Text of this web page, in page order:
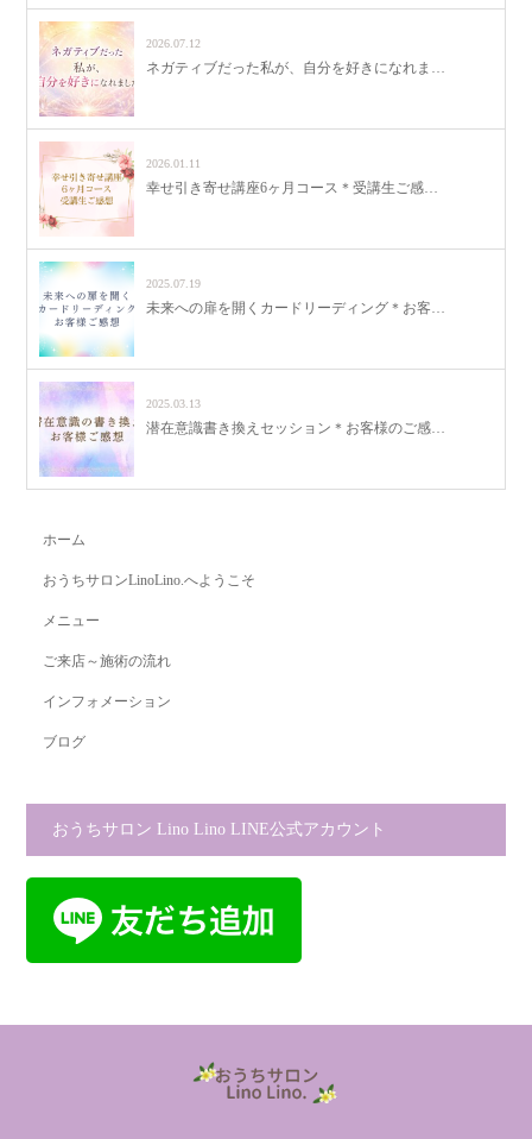
2026.07.12
ネガティブだった私が、自分を好きになれま…
2026.01.11
幸せ引き寄せ講座6ヶ月コース＊受講生ご感…
2025.07.19
未来への扉を開くカードリーディング＊お客…
2025.03.13
潜在意識書き換えセッション＊お客様のご感…
ホーム
おうちサロンLinoLino.へようこそ
メニュー
ご来店～施術の流れ
インフォメーション
ブログ
おうちサロン Lino Lino LINE公式アカウント